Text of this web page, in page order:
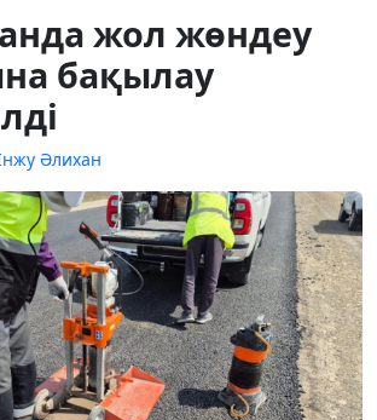
жол жөндеу
бақылау
Әлихан